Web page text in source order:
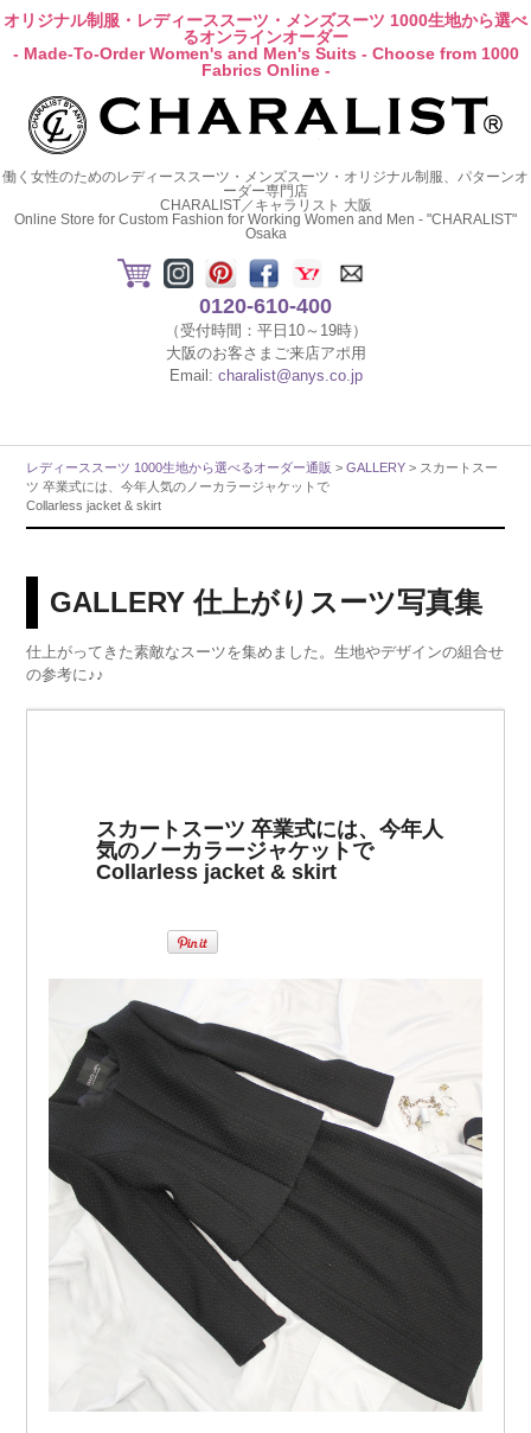
オリジナル制服・レディーススーツ・メンズスーツ 1000生地から選べ
るオンラインオーダー
- Made-To-Order Women's and Men's Suits - Choose from 1000
Fabrics Online -
働く女性のためのレディーススーツ・メンズスーツ・オリジナル制服、パターンオ
ーダー専門店
CHARALIST／キャラリスト 大阪
Online Store for Custom Fashion for Working Women and Men - "CHARALIST"
Osaka
0120-610-400
（受付時間：平日10～19時）
大阪のお客さまご来店アポ用
Email: charalist@anys.co.jp
レディーススーツ 1000生地から選べるオーダー通販 >GALLERY > スカートスー
ツ 卒業式には、今年人気のノーカラージャケットで
Collarless jacket & skirt
GALLERY 仕上がりスーツ写真集
仕上がってきた素敵なスーツを集めました。生地やデザインの組合せ
の参考に♪♪
スカートスーツ 卒業式には、今年人
気のノーカラージャケットで
Collarless jacket & skirt